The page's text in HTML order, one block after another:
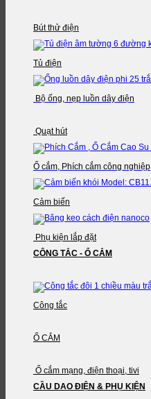
Bút thử điện
Tủ điện
Bộ ống, nẹp luồn dây điện
Quạt hút
Ổ cắm, Phích cắm công nghiệp
Cảm biến
Phụ kiện lắp đặt
CÔNG TẮC - Ổ CẮM
Công tắc
Ổ CẮM
Ổ cắm mạng, điện thoại, tivi
CẦU DAO ĐIỆN & PHỤ KIỆN